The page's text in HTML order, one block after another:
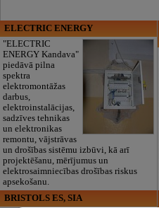
ELECTRIC ENERGY
"ELECTRIC
ENERGY Kandava"
piedāvā pilna
spektra
elektromontāžas
darbus,
elektroinstalācijas,
sadzīves tehnikas
un elektronikas
remontu, vājstrāvas
un drošības sistēmu izbūvi, kā arī
projektēšanu, mērījumus un
elektrosaimniecības drošības riskus
apsekošanu.
BRISTOLS ES, SIA